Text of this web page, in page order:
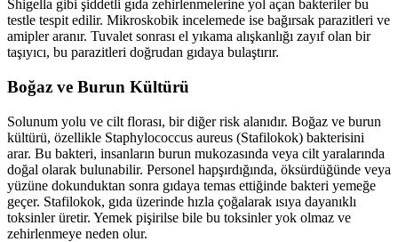
Shigella gibi şiddetli gıda zehirlenmelerine yol açan bakteriler bu
testle tespit edilir. Mikroskobik incelemede ise bağırsak parazitleri ve
amipler aranır. Tuvalet sonrası el yıkama alışkanlığı zayıf olan bir
taşıyıcı, bu parazitleri doğrudan gıdaya bulaştırır.
Boğaz ve Burun Kültürü
Solunum yolu ve cilt florası, bir diğer risk alanıdır. Boğaz ve burun
kültürü, özellikle Staphylococcus aureus (Stafilokok) bakterisini
arar. Bu bakteri, insanların burun mukozasında veya cilt yaralarında
doğal olarak bulunabilir. Personel hapşırdığında, öksürdüğünde veya
yüzüne dokunduktan sonra gıdaya temas ettiğinde bakteri yemeğe
geçer. Stafilokok, gıda üzerinde hızla çoğalarak ısıya dayanıklı
toksinler üretir. Yemek pişirilse bile bu toksinler yok olmaz ve
zehirlenmeye neden olur.